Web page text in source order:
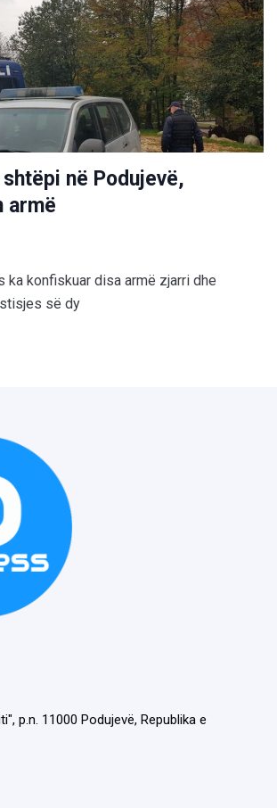
në Podujevë,
armë
ka konfiskuar disa armë zjarri dhe
së dy
p.n. 11000 Podujevë, Republika e